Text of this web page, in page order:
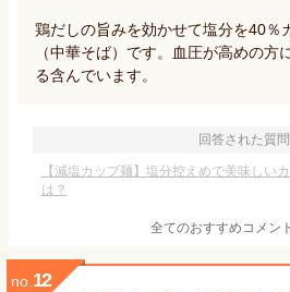
鶏だしの旨みを効かせて塩分を40％
（中華そば）です。血圧が高めの方
る含んでいます。
回答された質問
【減塩カップ麺】塩分控えめで美味しい
は？
全てのおすすめコメント
no. 12